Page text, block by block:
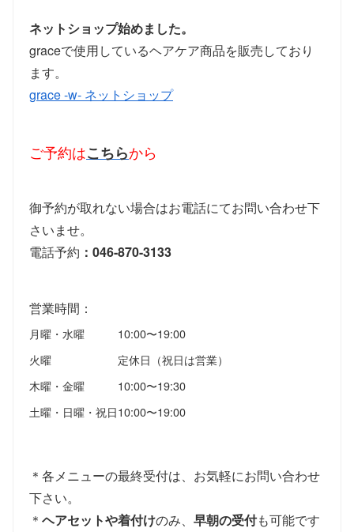
ネットショップ始めました。
graceで使用しているヘアケア商品を販売しており
ます。
grace -w- ネットショップ
ご予約はこちらから
御予約が取れない場合はお電話にてお問い合わせ下
さいませ。
電話予約 ：046-870-3133
営業時間：
月曜・水曜
10:00〜19:00
火曜
定休日（祝日は営業）
木曜・金曜
10:00〜19:30
土曜・日曜・祝日10:00〜19:00
＊各メニューの最終受付は、お気軽にお問い合わせ
下さい。
＊ ヘアセットや着付けのみ、 早朝の受付も可能です